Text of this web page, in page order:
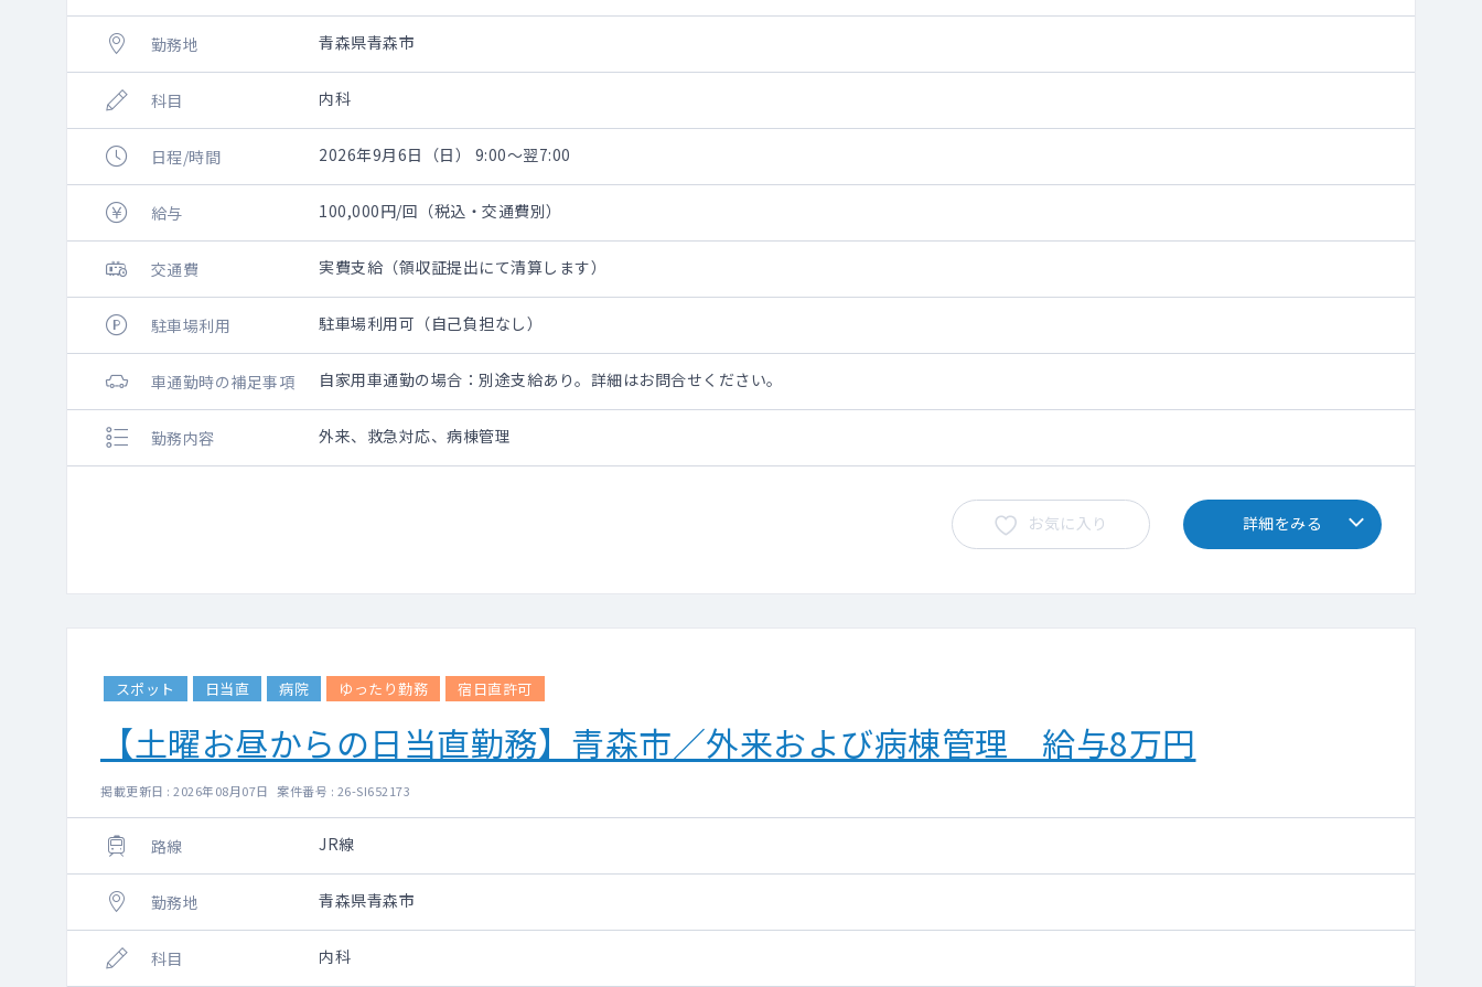
勤務地 青森県青森市
科目 内科
日程/時間 2026年9月6日（日） 9:00～翌7:00
給与 100,000円/回（税込・交通費別）
交通費 実費支給（領収証提出にて清算します）
駐車場利用 駐車場利用可（自己負担なし）
車通勤時の補足事項 自家用車通勤の場合：別途支給あり。詳細はお問合せください。
勤務内容 外来、救急対応、病棟管理
お気に入り 詳細をみる
スポット 日当直 病院 ゆったり勤務 宿日直許可
【土曜お昼からの日当直勤務】青森市／外来および病棟管理 給与8万円
掲載更新日 : 2026年08月07日 案件番号 : 26-SI652173
路線 JR線
勤務地 青森県青森市
科目 内科